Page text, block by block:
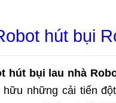
hút bụi
hút bụi lau nhà
những cải tiến